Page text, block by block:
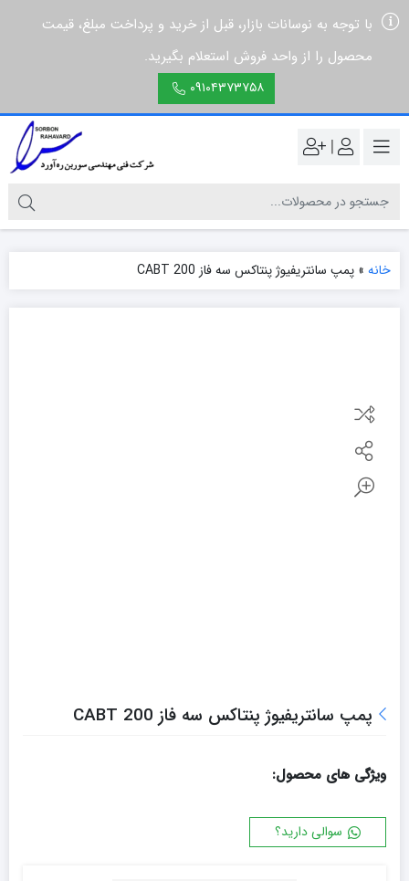
با توجه به نوسانات بازار، قبل از خرید و پرداخت مبلغ، قیمت
محصول را از واحد فروش استعلام بگیرید.
۰۹۱۰۴۳۷۳۷۵۸
|
خانه » پمپ سانتریفیوژ پنتاکس سه فاز CABT 200
پمپ سانتریفیوژ پنتاکس سه فاز CABT 200
ویژگی های محصول:
سوالی دارید؟